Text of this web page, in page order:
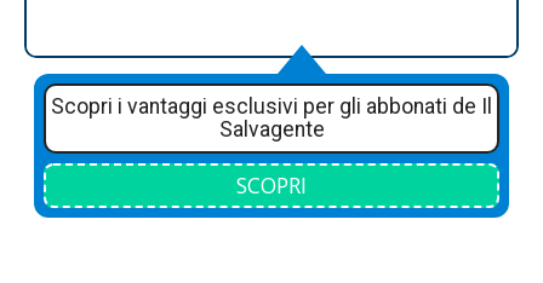
Scopri i vantaggi esclusivi per gli abbonati de Il
Salvagente
SCOPRI